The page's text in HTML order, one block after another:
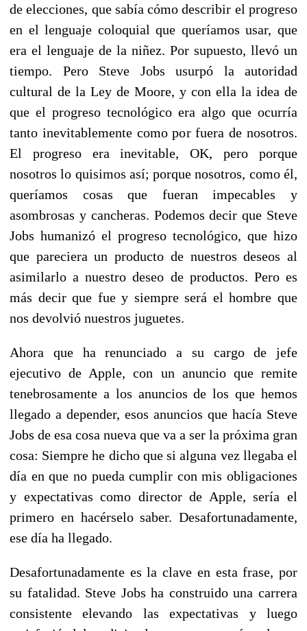
de elecciones, que sabía cómo describir el progreso
en el lenguaje coloquial que queríamos usar, que
era el lenguaje de la niñez. Por supuesto, llevó un
tiempo. Pero Steve Jobs usurpó la autoridad
cultural de la Ley de Moore, y con ella la idea de
que el progreso tecnológico era algo que ocurría
tanto inevitablemente como por fuera de nosotros.
El progreso era inevitable, OK, pero porque
nosotros lo quisimos así; porque nosotros, como él,
queríamos cosas que fueran impecables y
asombrosas y cancheras. Podemos decir que Steve
Jobs humanizó el progreso tecnológico, que hizo
que pareciera un producto de nuestros deseos al
asimilarlo a nuestro deseo de productos. Pero es
más decir que fue y siempre será el hombre que
nos devolvió nuestros juguetes.
Ahora que ha renunciado a su cargo de jefe
ejecutivo de Apple, con un anuncio que remite
tenebrosamente a los anuncios de los que hemos
llegado a depender, esos anuncios que hacía Steve
Jobs de esa cosa nueva que va a ser la próxima gran
cosa: Siempre he dicho que si alguna vez llegaba el
día en que no pueda cumplir con mis obligaciones
y expectativas como director de Apple, sería el
primero en hacérselo saber. Desafortunadamente,
ese día ha llegado.
Desafortunadamente es la clave en esta frase, por
su fatalidad. Steve Jobs ha construido una carrera
consistente elevando las expectativas y luego